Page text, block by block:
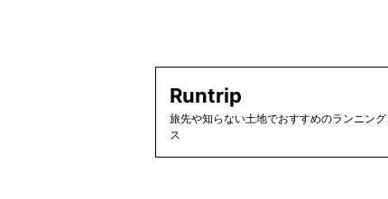
Runtrip
旅先や知らない土地でおすすめのランニン
ス